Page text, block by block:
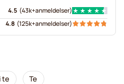
4.5 (43k+anmeldelser)
4.8 (125k+anmeldelser)
te Te